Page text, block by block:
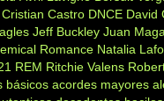
Cristian Castro DNCE David
Jeff Buckley Juan
Romance Natalia
REM Ritchie Valens
básicos acordes mayores